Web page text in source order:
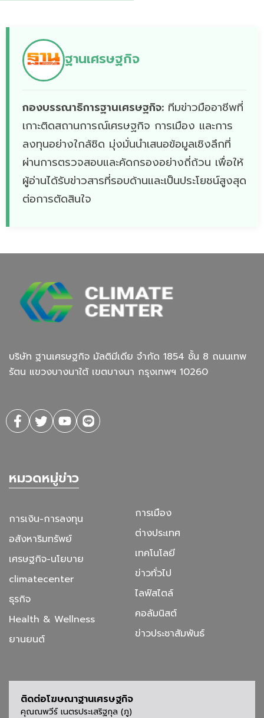
ฐานเศรษฐกิจ
กองบรรณาธิการฐานเศรษฐกิจ: ทีมข่าวมืออาชีพที่
เกาะติดสถานการณ์เศรษฐกิจ การเมือง และการ
ลงทุนอย่างใกล้ชิด มุ่งมั่นนำเสนอข้อมูลเชิงลึกที่
ผ่านการตรวจสอบและคัดกรองอย่างถี่ถ้วน เพื่อให้
ผู้อ่านได้รับข่าวสารที่รอบด้านและเป็นประโยชน์สูงสุด
ต่อการตัดสินใจ
บริษัท ฐานเศรษฐกิจ มัลติมีเดีย จํากัด 1854 ชั้น 8 ถนนเทพ
รัตน แขวงบางนาใต้ เขตบางนา กรุงเทพฯ 10260
หมวดหมู่ข่าว
การเงิน-การลงทุน
อสังหาริมทรัพย์
เศรษฐกิจ-นโยบาย
climatecenter
ธุรกิจ
Health & Wellness
ยานยนต์
การเมือง
ต่างประเทศ
เทคโนโลยี
ข่าวทั่วไป
ไลฟ์สไตล์
คอลัมนิสต์
ข่าวประชาสัมพันธ์
ติดต่อโฆษณาฐานเศรษฐกิจ
คุณณพวีร์ เนตรประเสริฐกุล (ภู)